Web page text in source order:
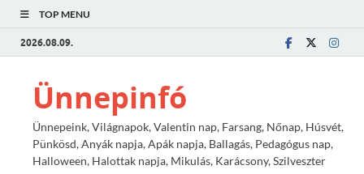
TOP MENU
2026.08.09.
Ünnepinfó
Ünnepeink, Világnapok, Valentin nap, Farsang, Nőnap, Húsvét,
Pünkösd, Anyák napja, Apák napja, Ballagás, Pedagógus nap,
Halloween, Halottak napja, Mikulás, Karácsony, Szilveszter